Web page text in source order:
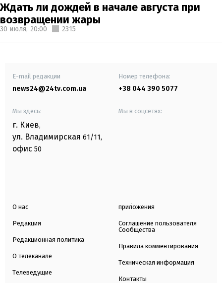
Ждать ли дождей в начале августа при
возвращении жары
30 июля, 20:00 2315
E-mail редакции
news24@24tv.com.ua
Номер телефона:
+38 044 390 5077
Мы здесь:
г. Киев,
ул. Владимирская 61/11,
офис 50
Мы в соцсетях:
О нас
Редакция
Редакционная политика
О телеканале
Телеведущие
приложения
Соглашение пользователя
Сообщества
Правила комментирования
Техническая информация
Контакты